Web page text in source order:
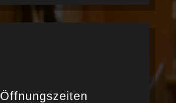
Öffnungszeiten